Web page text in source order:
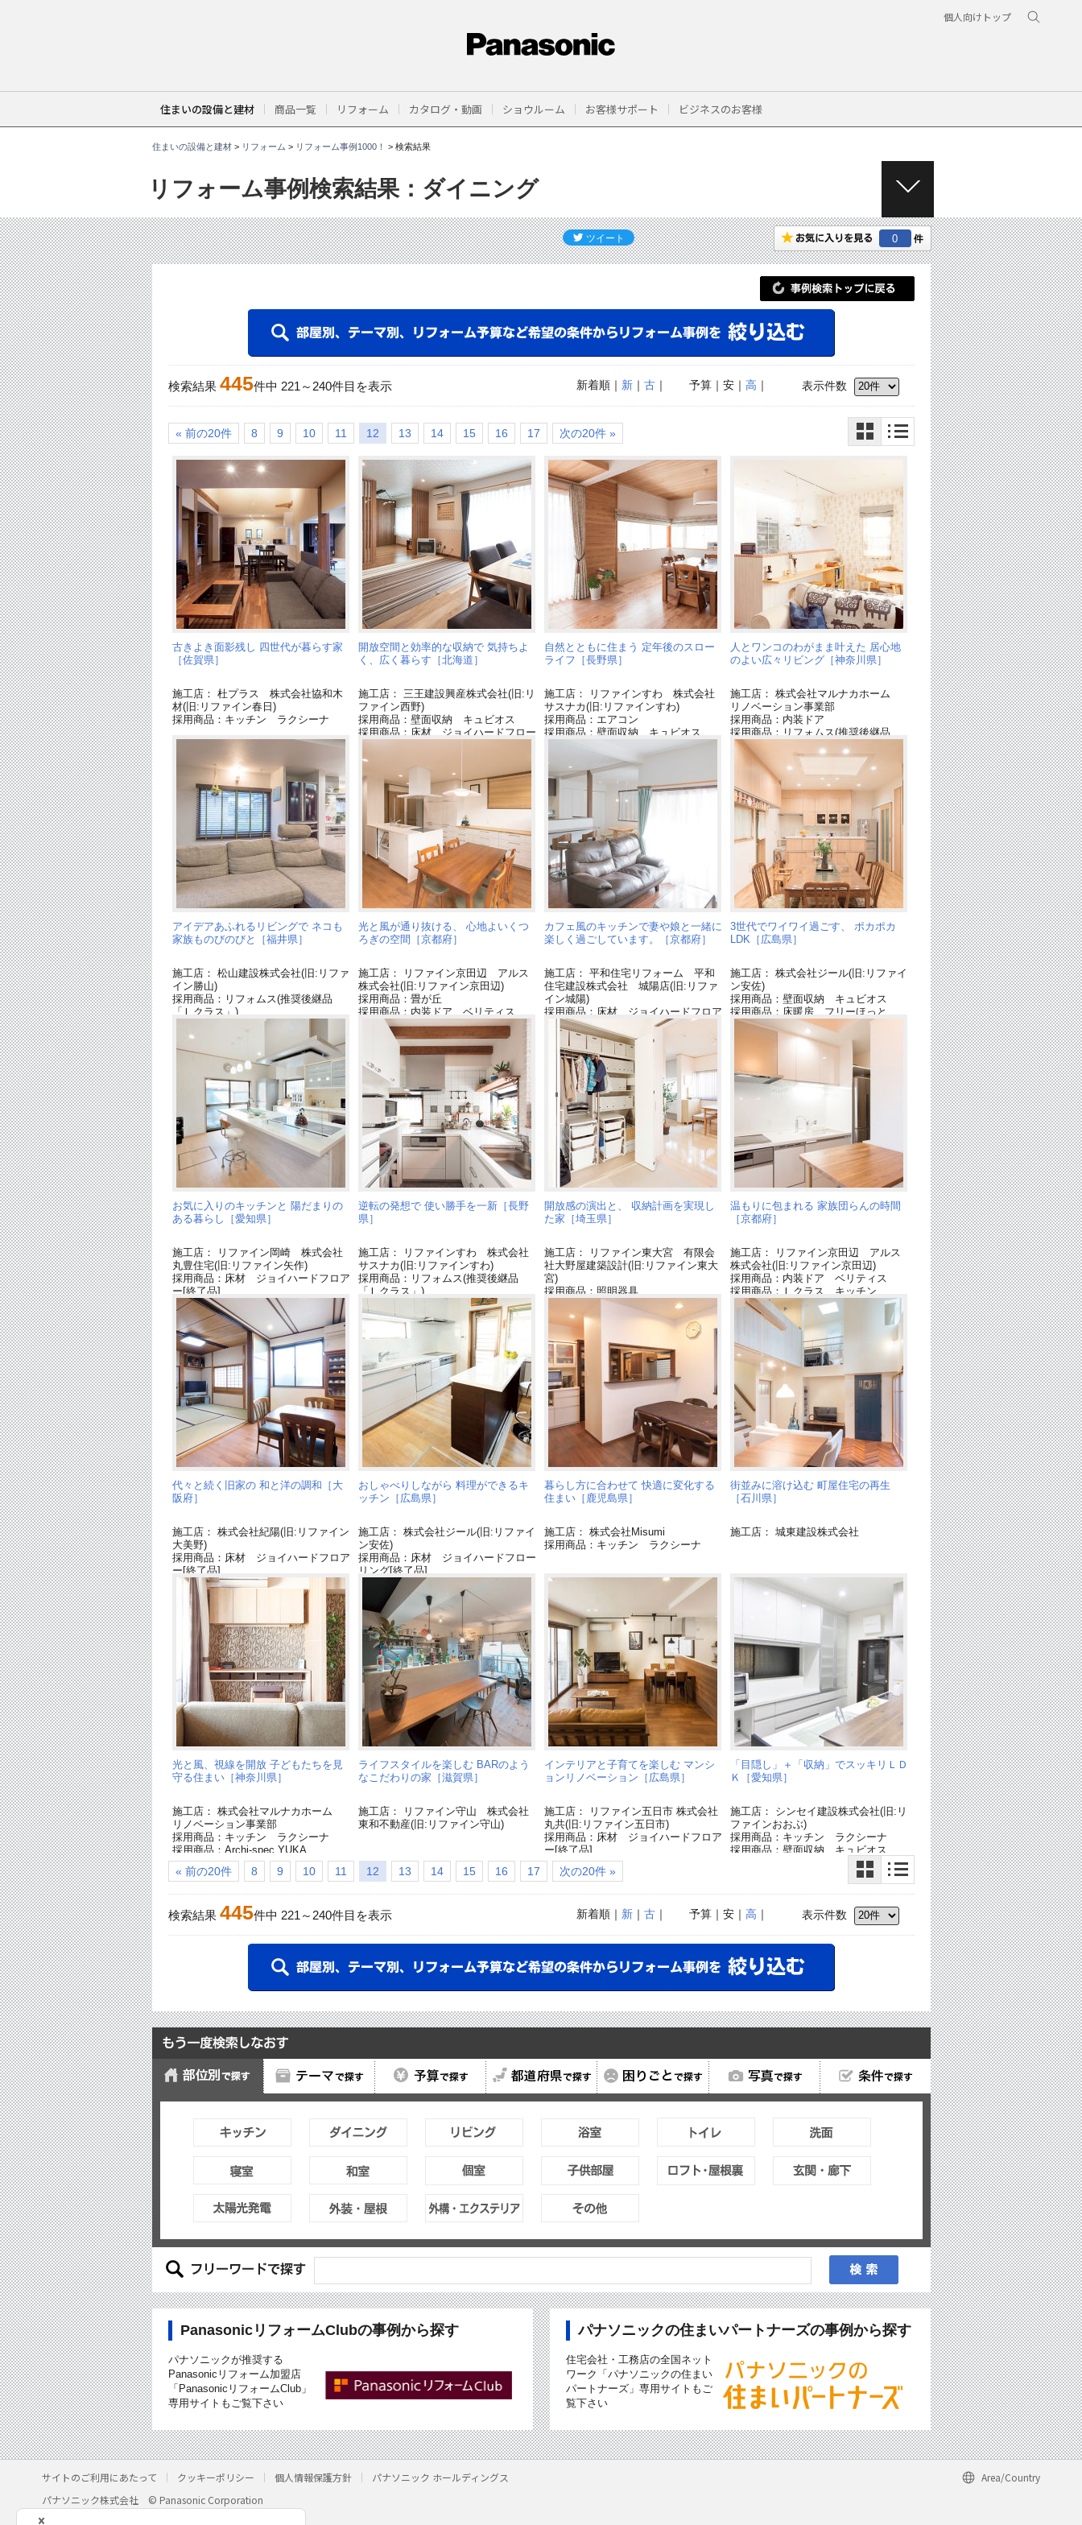
個人向けトップ
住まいの設備と建材 商品一覧 リフォーム カタログ・動画 ショウルーム お客様サポート ビジネスのお客様
住まいの設備と建材> リフォーム > リフォーム事例1000！ > 検索結果
リフォーム事例検索結果：ダイニング
E
N
。
0
検索結果 445件中 221 ～ 240件目を表示 表示件数
予算｜安｜ 高 ｜
新着順｜ 新｜ 古｜
« 前の20件 8 9 10 11 12 13 14 15 16 17 次の20件 »
古きよき面影残し 四世代が暮らす家
［佐賀県］
施工店： 杜プラス 株式会社協和木
材(旧:リファイン春日)
採用商品：キッチン ラクシーナ
開放空間と効率的な収納で 気持ちよ
く、広く暮らす［北海道］
施工店： 三王建設興産株式会社(旧:リ
ファイン西野)
採用商品：壁面収納 キュビオス
採用商品：床材 ジョイハードフロー
採用商品：インテリア建材 ベリティ
採用商品：Ｌクラス キッチン
採用商品：カップボード
自然とともに住まう 定年後のスロー
ライフ［長野県］
施工店： リファインすわ 株式会社
サスナカ(旧:リファインすわ)
採用商品：エアコン
採用商品：壁面収納 キュビオス
採用商品：インテリア建材 ベリティ
ス
人とワンコのわがまま叶えた 居心地
のよい広々リビング［神奈川県］
施工店： 株式会社マルナカホーム
リノベーション事業部
採用商品：内装ドア
採用商品：リフォムス(推奨後継品
「Ｌクラス」)
採用商品：カップボード
アイデアあふれるリビングで ネコも
家族ものびのびと［福井県］
施工店： 松山建設株式会社(旧:リファ
イン勝山)
採用商品：リフォムス(推奨後継品
「Ｌクラス」)
採用商品：カップボード
光と風が通り抜ける、 心地よいくつ
ろぎの空間［京都府］
施工店： リファイン京田辺 アルス
株式会社(旧:リファイン京田辺)
採用商品：畳が丘
採用商品：内装ドア ベリティス
採用商品：リフォムス(推奨後継品
「Ｌクラス」)
採用商品：カップボード
カフェ風のキッチンで妻や娘と一緒に
楽しく過ごしています。［京都府］
施工店： 平和住宅リフォーム 平和
住宅建設株式会社 城陽店(旧:リファ
イン城陽)
採用商品：床材 ジョイハードフロア
ー[終了品]
採用商品：キッチン ラクシーナ
採用商品：インテリア建材 ベリティ
3世代でワイワイ過ごす、 ポカポカ
LDK［広島県］
施工店： 株式会社ジール(旧:リファイ
ン安佐)
採用商品：壁面収納 キュビオス
採用商品：床暖房 フリーほっと
採用商品：照明器具
採用商品：内装ドア ベリティス
採用商品：カップボード
お気に入りのキッチンと 陽だまりの
ある暮らし［愛知県］
施工店： リファイン岡崎 株式会社
丸豊住宅(旧:リファイン矢作)
採用商品：床材 ジョイハードフロア
ー[終了品]
採用商品：照明器具
採用商品：内装ドア ベリティス
採用商品：キッチン ラクシーナ
採用商品：インテリア建材 ベリティ
ス
逆転の発想で 使い勝手を一新［長野
県］
施工店： リファインすわ 株式会社
サスナカ(旧:リファインすわ)
採用商品：リフォムス(推奨後継品
「Ｌクラス」)
採用商品：LED照明 パネルミナ
採用商品：カップボード
開放感の演出と、 収納計画を実現し
た家［埼玉県］
施工店： リファイン東大宮 有限会
社大野屋建築設計(旧:リファイン東大
宮)
採用商品：照明器具
採用商品：内装ドア ベリティス
採用商品：キッチン ラクシーナ
採用商品：インテリア建材 ベリティ
ス
採用商品：カップボード
温もりに包まれる 家族団らんの時間
［京都府］
施工店： リファイン京田辺 アルス
株式会社(旧:リファイン京田辺)
採用商品：内装ドア ベリティス
採用商品：Ｌクラス キッチン
代々と続く旧家の 和と洋の調和［大
阪府］
施工店： 株式会社紀陽(旧:リファイン
大美野)
採用商品：床材 ジョイハードフロア
ー[終了品]
採用商品：照明器具
採用商品：キッチン ラクシーナ
採用商品：インテリア建材 ベリティ
採用商品：カップボード
おしゃべりしながら 料理ができるキ
ッチン［広島県］
施工店： 株式会社ジール(旧:リファイ
ン安佐)
採用商品：床材 ジョイハードフロー
リング[終了品]
採用商品：内装ドア ベリティス
採用商品：リフォムス(推奨後継品
「Ｌクラス」)
暮らし方に合わせて 快適に変化する
住まい［鹿児島県］
施工店： 株式会社Misumi
採用商品：キッチン ラクシーナ
街並みに溶け込む 町屋住宅の再生
［石川県］
施工店： 城東建設株式会社
光と風、視線を開放 子どもたちを見
守る住まい［神奈川県］
施工店： 株式会社マルナカホーム
リノベーション事業部
採用商品：キッチン ラクシーナ
採用商品：Archi-spec YUKA
採用商品：インテリア建材 ベリティ
ス
ライフスタイルを楽しむ BARのよう
なこだわりの家［滋賀県］
施工店： リファイン守山 株式会社
東和不動産(旧:リファイン守山)
インテリアと子育てを楽しむ マンシ
ョンリノベーション［広島県］
施工店： リファイン五日市 株式会社
丸共(旧:リファイン五日市)
採用商品：床材 ジョイハードフロア
ー[終了品]
採用商品：畳が丘
採用商品：内装ドア ベリティス
「目隠し」＋「収納」でスッキリＬＤ
Ｋ［愛知県］
施工店： シンセイ建設株式会社(旧:リ
ファインおおぶ)
採用商品：キッチン ラクシーナ
採用商品：壁面収納 キュビオス
採用商品：Archi-spec YUKA
« 前の20件 8 9 10 11 12 13 14 15 16 17 次の20件 »
検索結果 445件中 221 ～ 240件目を表示 表示件数
予算｜安｜ 高 ｜
新着順｜ 新｜ 古｜
PanasonicリフォームClubの事例から探す
パナソニックが推奨する
Panasonicリフォーム加盟店
「PanasonicリフォームClub」
専用サイトもご覧下さい
パナソニックの住まいパートナーズの事例から探す
住宅会社・工務店の全国ネット
ワーク「パナソニックの住まい
パートナーズ」専用サイトもご
覧下さい
サイトのご利用にあたって クッキーポリシー 個人情報保護方針 パナソニック ホールディングス
Area/Country
パナソニック株式会社
© Panasonic Corporation